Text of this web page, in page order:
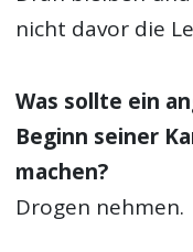
nicht davor die
Was sollte ein
Beginn seiner
machen?
Drogen nehmen.